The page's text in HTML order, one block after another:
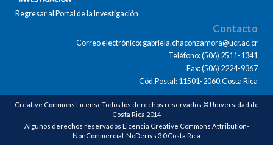
Regresar al Portal de la Investigación
Contacto
Correo electrónico: gabriela.chaconzamora@ucr.ac.cr
Teléfono: (506) 2511-1341
Fax: (506) 2224-9367
Cód.Postal: 11501-2060,Costa Rica
Creative Commons LicenseTodos los derechos reservados © Universidad de
Costa Rica 2014
Algunos derechos reservados Licencia Creative Commons Attribution-
NonCommercial-NoDerivs 3.0 Costa Rica